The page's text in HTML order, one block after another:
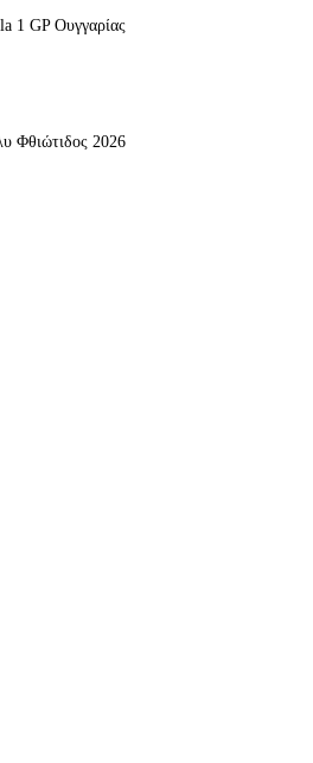
1 GP Ουγγαρίας
Φθιώτιδος 2026